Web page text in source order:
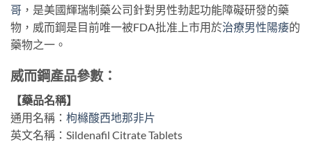
哥 ，是美國輝瑞制藥公司針對男性勃起功能障礙研發的藥
物，威而鋼是目前唯一被FDA批准上市用於治療男性陽痿的
藥物之一。
威而鋼產品參數：
【藥品名稱】
通用名稱： 枸櫞酸西地那非片
英文名稱：Sildenafil Citrate Tablets